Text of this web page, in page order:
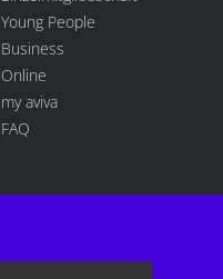
Young People
Business
Online
my aviva
FAQ